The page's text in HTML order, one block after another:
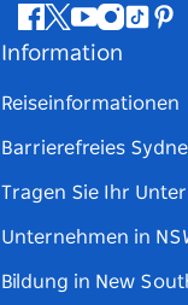
Facebook
Twitter
YouTube
TikTok
Information
Reiseinformationen
Barrierefreies
Tragen Sie Ihr
Unternehmen in
Bildung in New